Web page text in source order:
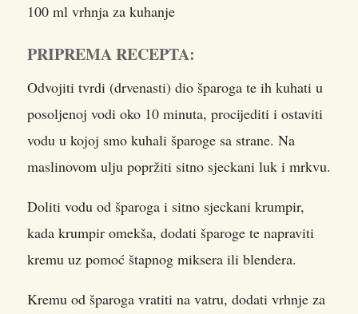
100 ml vrhnja za kuhanje
PRIPREMA RECEPTA:
Odvojiti tvrdi (drvenasti) dio šparoga te ih kuhati u
posoljenoj vodi oko 10 minuta, procijediti i ostaviti
vodu u kojoj smo kuhali šparoge sa strane. Na
maslinovom ulju popržiti sitno sjeckani luk i mrkvu.
Doliti vodu od šparoga i sitno sjeckani krumpir,
kada krumpir omekša, dodati šparoge te napraviti
kremu uz pomoć štapnog miksera ili blendera.
Kremu od šparoga vratiti na vatru, dodati vrhnje za